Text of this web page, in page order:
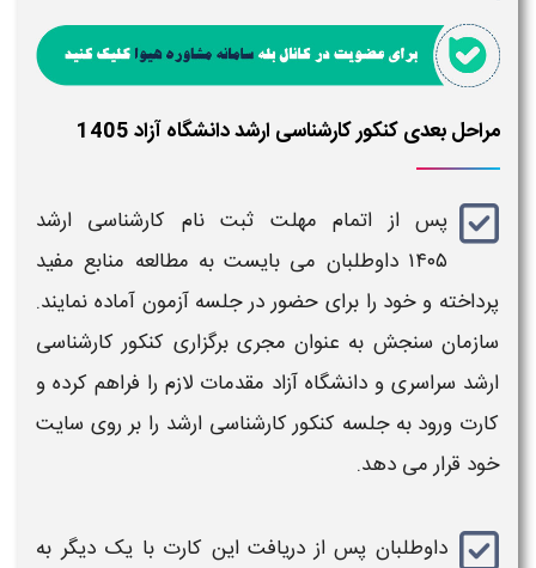
مراحل بعدی کنکور کارشناسی ارشد دانشگاه آزاد 1405
پس از اتمام مهلت ثبت نام کارشناسی ارشد
۱۴۰۵ داوطلبان می بایست به مطالعه منابع مفید
پرداخته و خود را برای حضور در جلسه آزمون آماده نمایند.
سازمان سنجش به عنوان مجری برگزاری کنکور کارشناسی
ارشد سراسری و دانشگاه آزاد مقدمات لازم را فراهم کرده و
کارت ورود به جلسه کنکور کارشناسی ارشد را بر روی سایت
خود قرار می دهد.
داوطلبان پس از دریافت این کارت با یک دیگر به